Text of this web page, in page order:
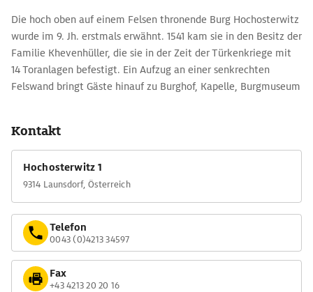
Die hoch oben auf einem Felsen thronende Burg Hochosterwitz
wurde im 9. Jh. erstmals erwähnt. 1541 kam sie in den Besitz der
Familie Khevenhüller, die sie in der Zeit der Türkenkriege mit
14 Toranlagen befestigt. Ein Aufzug an einer senkrechten
Felswand bringt Gäste hinauf zu Burghof, Kapelle, Burgmuseum
Kontakt
Hochosterwitz 1
9314 Launsdorf, Österreich
Telefon
0043 (0)4213 34597
Fax
+43 4213 20 20 16